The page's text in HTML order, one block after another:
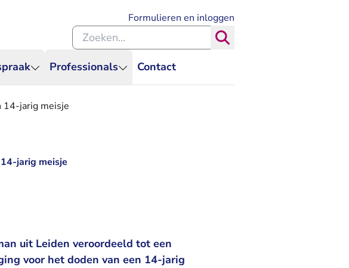
Professionals Contact
Formulieren en inloggen
Zoeken binnen de Rechtspraak
14-jarig meisje
jarig meisje
uit Leiden veroordeeld tot een
voor het doden van een 14-jarig